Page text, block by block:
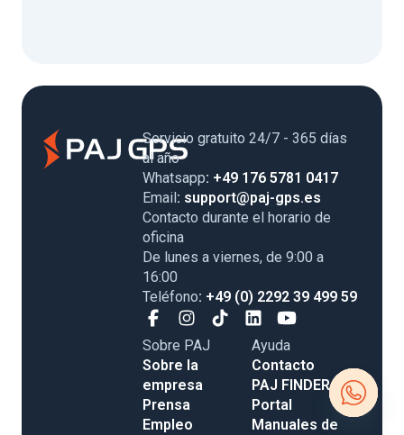
Servicio gratuito 24/7 - 365 días
al año
Whatsapp: +49 176 5781 0417
Email : support@paj-gps.es
Contacto durante el horario de
oficina
De lunes a viernes, de 9:00 a
16:00
Teléfono: +49 (0) 2292 39 499 59
Sobre PAJ
Sobre la
empresa
Prensa
Empleo
Ayuda
Contacto
PAJ FINDER
Portal
Manuales de